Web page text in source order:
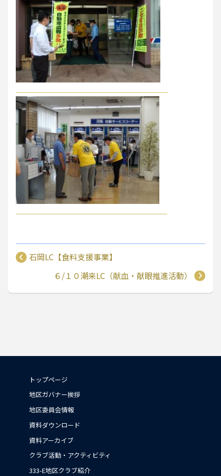
石岡LC【食料支援事業】
６/１０潮来LC（献血・献眼推進活動）
トップページ
地区ガバナー挨拶
地区委員会情報
資料ダウンロード
資料アーカイブ
クラブ活動・アクティビティ
333-E地区クラブ紹介